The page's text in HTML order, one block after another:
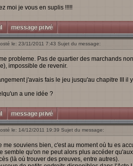
moi je vous en suplis !!!!!
le: 23/11/2011 7:43 Sujet du message:
probleme. Pas de quartier des marchands
impossible de revenir.
j'avais fais le jeu jusqu'au chapitre III
a une idée ?
le: 14/12/2011 19:39 Sujet du message:
me souviens bien, c'est au moment où tu es
semble qu'on ne peut alors plus accéder
(là où trouver des preuves, entre autres).